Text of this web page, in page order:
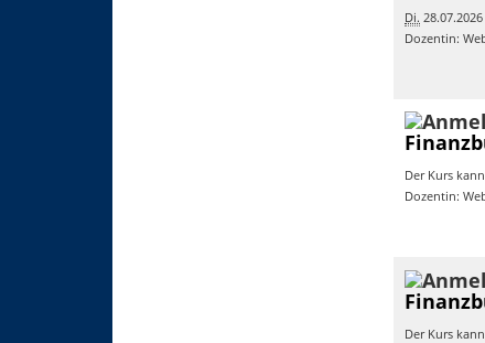
Di.
Dozentin:
Der Kurs
Dozentin:
Der Kurs